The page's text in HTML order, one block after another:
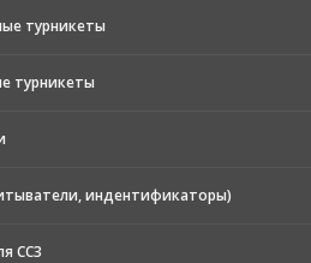
турникеты
турникеты
индентификаторы)
СС3